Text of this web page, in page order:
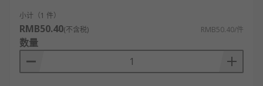
平衡传输：采用三芯平衡结构，有效抑制外界
干扰，信号传输更纯净。
连接稳固：公母卡侬头卡扣式锁定，不易松动
脱落，接触可靠。
小计（1 件）
RMB50.40(不含税) RMB50.40/件
数量